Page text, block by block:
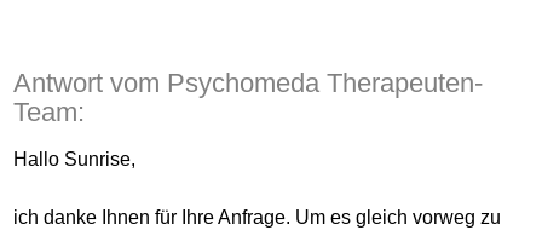
Antwort vom Psychomeda Therapeuten-
Team:
Hallo Sunrise,
ich danke Ihnen für Ihre Anfrage. Um es gleich vorweg zu